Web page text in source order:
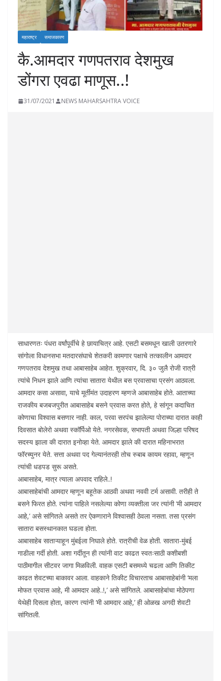
महाराष्ट्र समाजकारण
कै.आमदार गणपतराव देशमुख
डोंगरा एवढा माणूस..!
31/07/2021 NEWS MAHARSAHTRA VOICE
साधारणतः पंधरा वर्षांपूर्वीचे हे छायाचित्र आहे. एसटी बसमधून खाली उतरणारे
सांगोला विधानसभा मतदारसंघाचे शेतकरी कामगार पक्षाचे तत्कालीन आमदार
गणपतराव देशमुख तथा आबासाहेब आहेत. शुक्रवार, दि. ३० जुलै रोजी रात्री
त्यांचे निधन झाले आणि त्यांचा सातारा येथील बस प्रवासाचा प्रसंग आठवला.
आमदार कसा असावा, याचे मूर्तीमंत उदाहरण म्हणजे आबासाहेब होते. आताच्या
राजकीय बजबजपुरीत आबासाहेब बसने प्रवास करत होते, हे सांगून कदाचित
कोणाचा विश्वास बसणार नाही. काल, परवा सरपंच झालेल्या पोराच्या दारात काही
दिवसात बोलेरो अथवा स्कॉर्पिओ येते. नगरसेवक, सभापती अथवा जिल्हा परिषद
सदस्य झाला की दारात इनोव्हा येते. आमदार झाले की दारात महिनाभरात
फॉरच्युनर येते. सत्ता अथवा पद गेल्यानंतरही तोच रुबाब कायम रहावा, म्हणून
त्यांची धडपड सुरू असते.
आबासाहेब, मात्र त्याला अपवाद राहिले..!
आबासाहेबांची आमदार म्हणून बहूतेक आठवी अथवा नववी टर्म असावी. तरीही ते
बसने फिरत होते. त्यांना पाहिले नसलेल्या कोणा व्यक्तीला जर त्यांनी ‘मी आमदार
आहे,’ असे सांगितले असते तर ऐकणाराने विश्वासही ठेवला नसता. तसा प्रसंग
सातारा बसस्थानकात घडला होता.
आबासाहेब साताऱ्याहून मुंबईला निघाले होते. रात्रीची वेळ होती. सातारा-मुंबई
गाडीला गर्दी होती. अशा गर्दीतून ही त्यांनी वाट काढत स्वतःसाठी कशीबशी
पाठीमागील सीटवर जागा मिळविली. वाहक एसटी बसमध्ये चढला आणि तिकीट
काढत शेवटच्या बाकावर आला. वाहकाने तिकीट विचारताच आबासाहेबांनी ‘मला
मोफत प्रवास आहे, मी आमदार आहे..!,’ असे सांगितले. आबासाहेबांचा मोठेपणा
येथेही दिसला होता, कारण त्यांनी ‘मी आमदार आहे,’ ही ओळख अगदी शेवटी
सांगितली.